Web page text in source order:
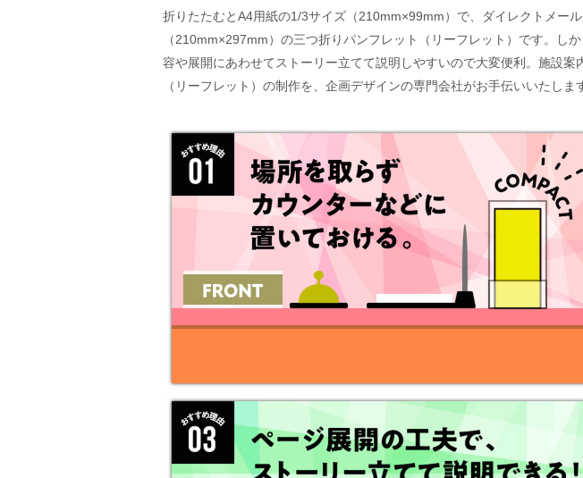
折りたたむとA4用紙の1/3サイズ（210mm×99mm）で、ダイレクトメー
（210mm×297mm）の三つ折りパンフレット（リーフレット）です。し
容や展開にあわせてストーリー立てて説明しやすいので大変便利。施設
（リーフレット）の制作を、企画デザインの専門会社がお手伝いいたしま